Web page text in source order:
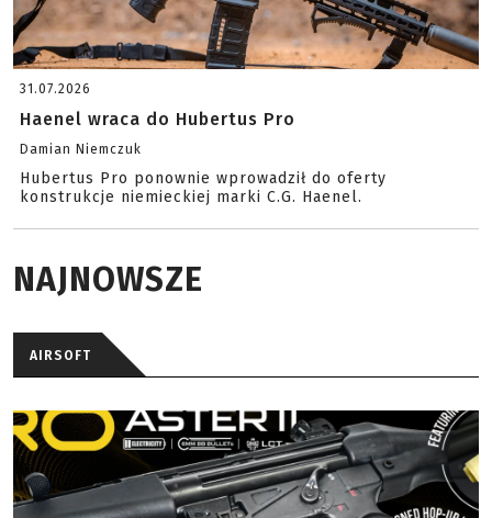
31.07.2026
Haenel wraca do Hubertus Pro
Damian Niemczuk
Hubertus Pro ponownie wprowadził do oferty
konstrukcje niemieckiej marki C.G. Haenel.
NAJNOWSZE
AIRSOFT